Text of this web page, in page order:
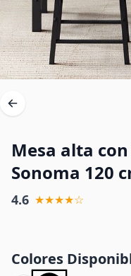
Mesa alta
Sonoma 120
4.6 ★★★★☆
Colores